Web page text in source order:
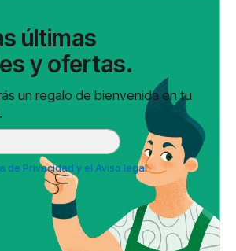
últimas
y ofertas.
un regalo de bienvenida en tu
de Privacidad y el Aviso legal